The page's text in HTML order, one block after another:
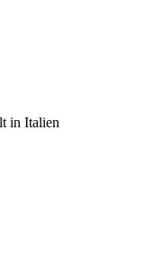
in Italien